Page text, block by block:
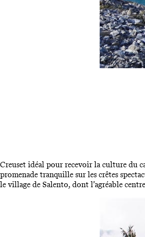
Creuset idéal pour recevoir la culture du
promenade tranquille sur les crêtes
le village de Salento, dont l’agréable